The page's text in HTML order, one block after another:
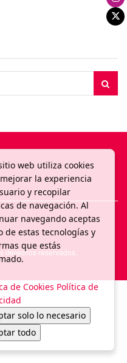
derechos reservados.
web utiliza cookies
la experiencia
y recopilar
de navegación. Al
navegando aceptas
de estas tecnologías y
que estás
de Cookies Política de
solo lo necesario
todo